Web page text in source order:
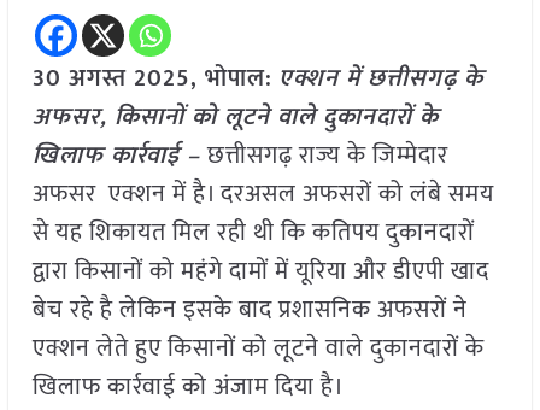
30 अगस्त 2025, भोपाल: एक्शन में छत्तीसगढ़ के
अफसर, किसानों को लूटने वाले दुकानदारों के
खिलाफ कार्रवाई –छत्तीसगढ़ राज्य के जिम्मेदार
अफसर एक्शन में है। दरअसल अफसरों को लंबे समय
से यह शिकायत मिल रही थी कि कतिपय दुकानदारों
द्वारा किसानों को महंगे दामों में यूरिया और डीएपी खाद
बेच रहे है लेकिन इसके बाद प्रशासनिक अफसरों ने
एक्शन लेते हुए किसानों को लूटने वाले दुकानदारों के
खिलाफ कार्रवाई को अंजाम दिया है।